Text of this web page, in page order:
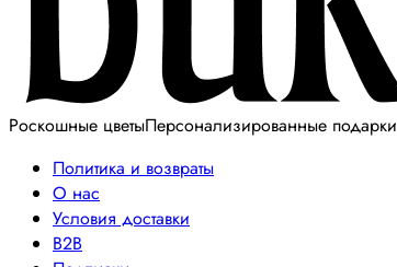
Роскошные цветыПерсонализированные подарки
Политика и возвраты
О нас
Условия доставки
B2B